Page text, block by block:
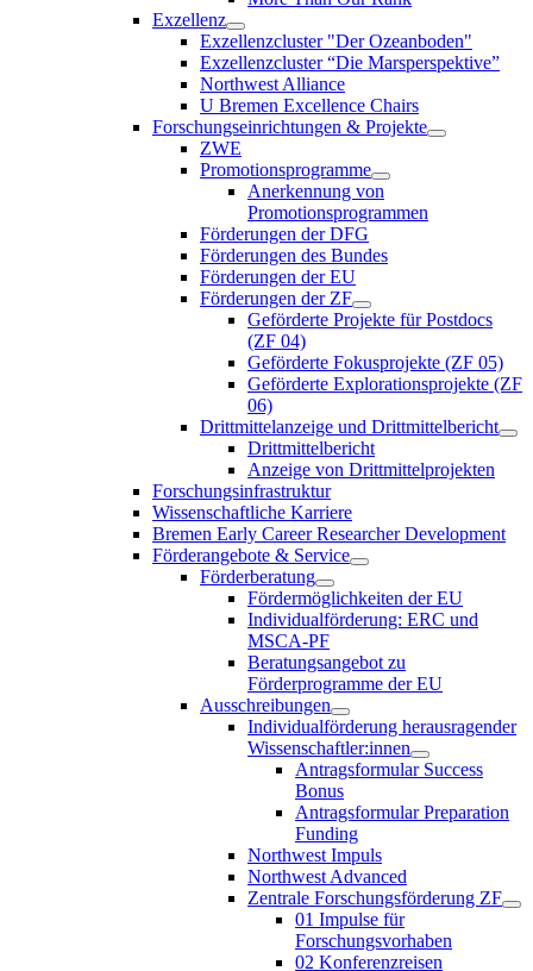
Exzellenz
Exzellenzcluster "Der Ozeanboden"
Exzellenzcluster “Die Marsperspektive”
Northwest Alliance
U Bremen Excellence Chairs
Forschungseinrichtungen & Projekte
ZWE
Promotionsprogramme
Anerkennung von
Promotionsprogrammen
Förderungen der DFG
Förderungen des Bundes
Förderungen der EU
Förderungen der ZF
Geförderte Projekte für Postdocs
(ZF 04)
Geförderte Fokusprojekte (ZF 05)
Geförderte Explorationsprojekte (ZF
06)
Drittmittelanzeige und Drittmittelbericht
Drittmittelbericht
Anzeige von Drittmittelprojekten
Forschungsinfrastruktur
Wissenschaftliche Karriere
Bremen Early Career Researcher Development
Förderangebote & Service
Förderberatung
Fördermöglichkeiten der EU
Individualförderung: ERC und
MSCA-PF
Beratungsangebot zu
Förderprogramme der EU
Ausschreibungen
Individualförderung herausragender
Wissenschaftler:innen
Antragsformular Success
Bonus
Antragsformular Preparation
Funding
Northwest Impuls
Northwest Advanced
Zentrale Forschungsförderung ZF
01 Impulse für
Forschungsvorhaben
02 Konferenzreisen